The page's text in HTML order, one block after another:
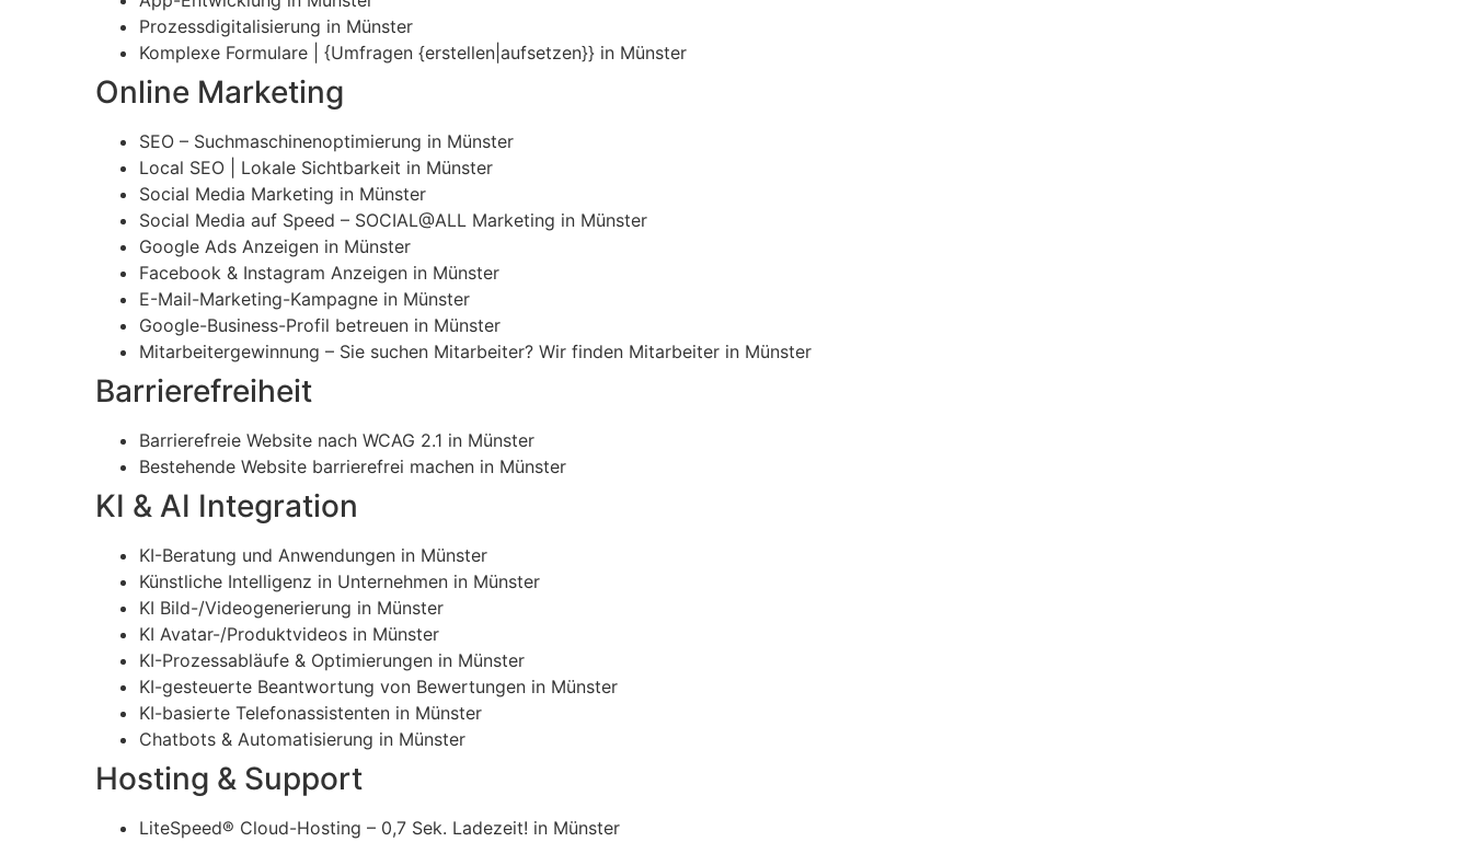
Prozessdigitalisierung in Münster
Komplexe Formulare | {Umfragen {erstellen|aufsetzen}} in Münster
Online Marketing
SEO – Suchmaschinenoptimierung in Münster
Local SEO | Lokale Sichtbarkeit in Münster
Social Media Marketing in Münster
Social Media auf Speed – SOCIAL@ALL Marketing in Münster
Google Ads Anzeigen in Münster
Facebook & Instagram Anzeigen in Münster
E-Mail-Marketing-Kampagne in Münster
Google-Business-Profil betreuen in Münster
Mitarbeitergewinnung – Sie suchen Mitarbeiter? Wir finden Mitarbeiter in Münster
Barrierefreiheit
Barrierefreie Website nach WCAG 2.1 in Münster
Bestehende Website barrierefrei machen in Münster
KI & AI Integration
KI-Beratung und Anwendungen in Münster
Künstliche Intelligenz in Unternehmen in Münster
KI Bild-/Videogenerierung in Münster
KI Avatar-/Produktvideos in Münster
KI-Prozessabläufe & Optimierungen in Münster
KI-gesteuerte Beantwortung von Bewertungen in Münster
KI-basierte Telefonassistenten in Münster
Chatbots & Automatisierung in Münster
Hosting & Support
LiteSpeed® Cloud-Hosting – 0,7 Sek. Ladezeit! in Münster